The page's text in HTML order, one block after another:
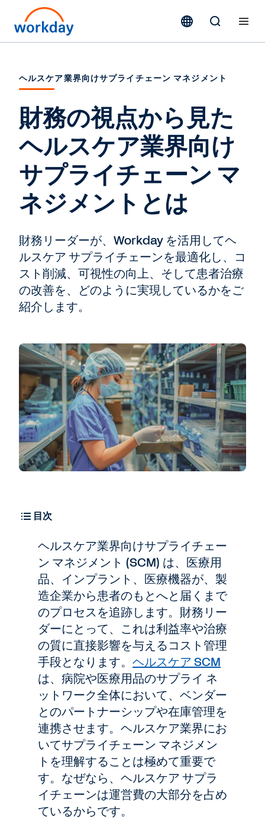
ヘルスケア業界向けサプライチェーン マネジメント
財務の視点から見た
ヘルスケア業界向け
サプライチェーン マ
ネジメントとは
財務リーダーが、Workday を活用してヘ
ルスケア サプライチェーンを最適化し、コ
スト削減、可視性の向上、そして患者治療
の改善を、どのように実現しているかをご
紹介します。
目次
ヘルスケア業界向けサプライチェー
ン マネジメント (SCM) は、医療用
品、インプラント、医療機器が、製
造企業から患者のもとへと届くまで
のプロセスを追跡します。財務リー
ダーにとって、これは利益率や治療
の質に直接影響を与えるコスト管理
手段となります。 ヘルスケア SCM
は、病院や医療用品のサプライ ネ
ットワーク全体において、ベンダー
とのパートナーシップや在庫管理を
連携させます。ヘルスケア業界にお
いてサプライチェーン マネジメン
トを理解することは極めて重要で
す。なぜなら、ヘルスケア サプラ
イチェーンは運営費の大部分を占め
ているからです。